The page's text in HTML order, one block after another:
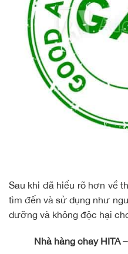
Sau khi đã hiểu rõ hơn về
tìm đến và sử dụng như
dưỡng và không độc hại
Nhà hàng chay HITA